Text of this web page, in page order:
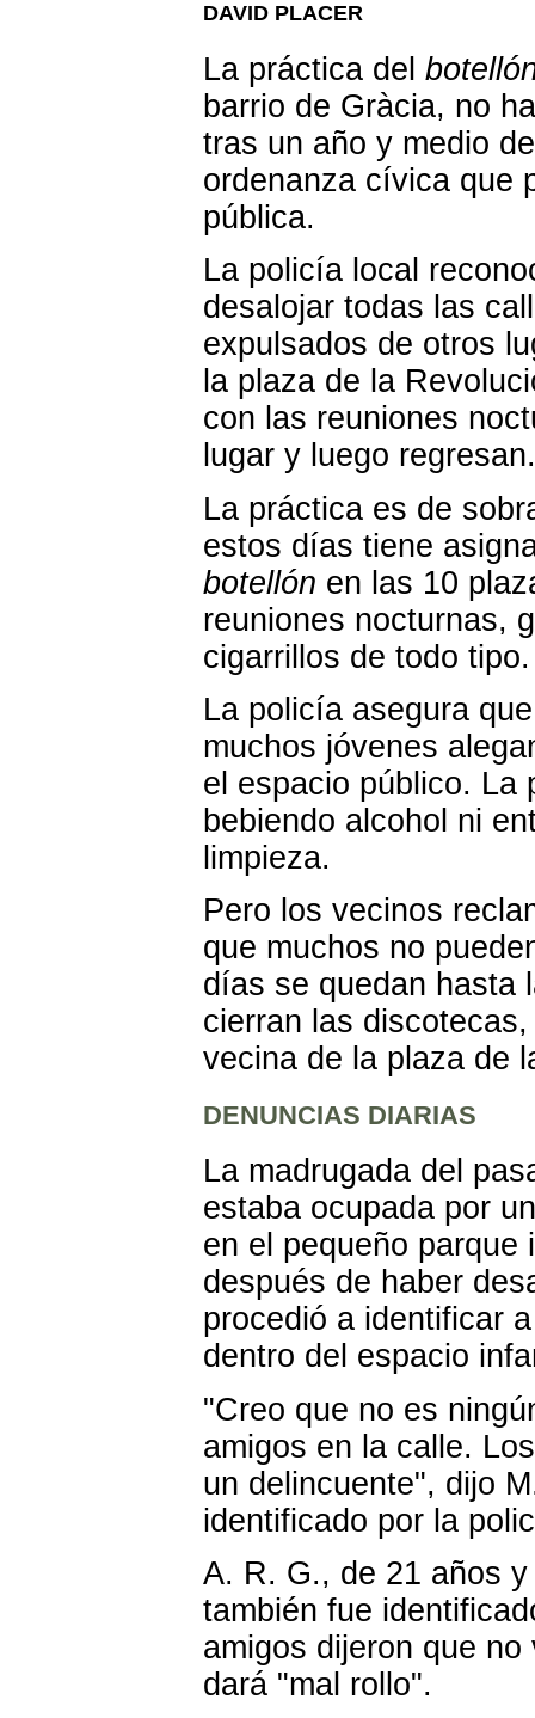
DAVID PLACER
La práctica del
barrio de Gràcia, no
tras un año y medio
ordenanza cívica que
pública.
La policía local
desalojar todas las
expulsados de otros
la plaza de la
con las reuniones
lugar y luego regresan.
La práctica es de
estos días tiene
botellón en las 10
reuniones nocturnas,
cigarrillos de todo tipo.
La policía asegura
muchos jóvenes
el espacio público. La
bebiendo alcohol ni
limpieza.
Pero los vecinos
que muchos no
días se quedan hasta
cierran las
vecina de la plaza de
DENUNCIAS DIARIAS
La madrugada del
estaba ocupada por
en el pequeño
después de haber
procedió a identificar
dentro del espacio
"Creo que no es
amigos en la calle.
un delincuente", dijo
identificado por la
A. R. G., de 21 años
también fue
amigos dijeron que
dará "mal rollo".